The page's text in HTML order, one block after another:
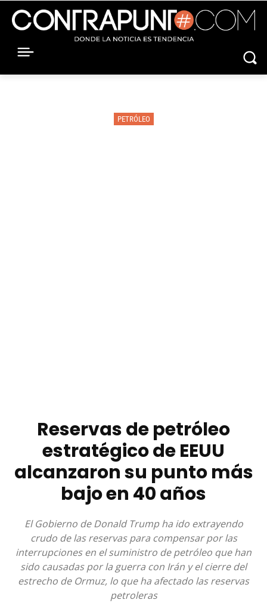
PETRÓLEO
Reservas de petróleo
estratégico de EEUU
alcanzaron su punto más
bajo en 40 años
El Gobierno de Donald Trump ha ido extrayendo
crudo de las reservas para compensar por las
interrupciones en el suministro de petróleo que han
sido causadas por la guerra con Irán y el cierre del
estrecho de Ormuz, lo que ha afectado las reservas
petroleras